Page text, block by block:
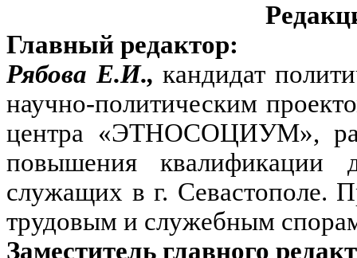
Главный редактор:
Рябова Е.И.,кандидат
научно-политическим
центра «ЭТНОСОЦИУМ»,
повышения квалификации
служащих в г. Севастополе.
трудовым и служебным
Заместитель главного